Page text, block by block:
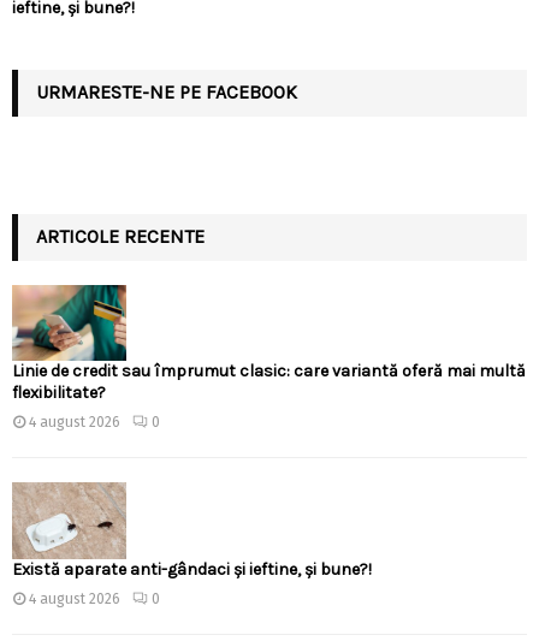
ieftine, și bune?!
URMARESTE-NE PE FACEBOOK
ARTICOLE RECENTE
Linie de credit sau împrumut clasic: care variantă oferă mai multă
flexibilitate?
4 august 2026 0
Există aparate anti-gândaci și ieftine, și bune?!
4 august 2026 0